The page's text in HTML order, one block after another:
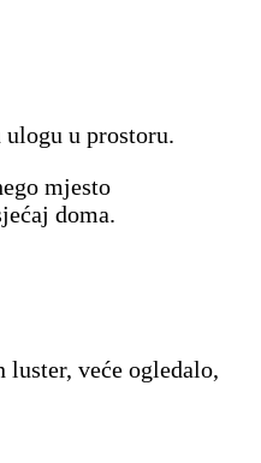
u prostoru.
mjesto
doma.
veće ogledalo,